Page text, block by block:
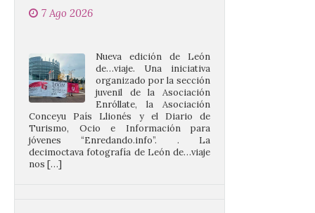
juvenil de la Asociación
Enróllate, la Asociación
Conceyu País Llionés y el Diario de
Turismo, Ocio e Información para
jóvenes “Enredando.info”. . La
decimoctava fotografía de León de…viaje
nos […]